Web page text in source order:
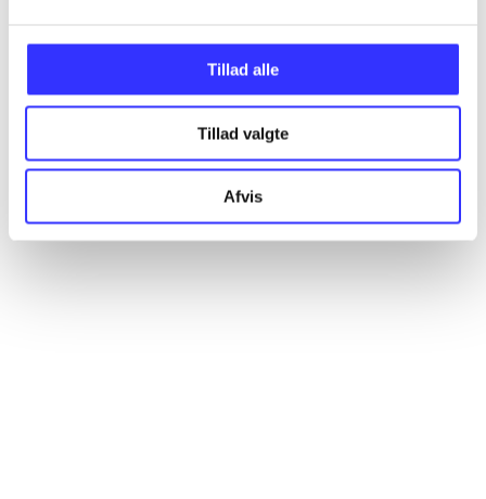
Tillad alle
Tillad valgte
Afvis
Alle registrerede artikler fordelt på udgivelser
...